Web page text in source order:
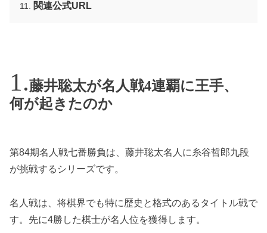
関連公式URL
藤井聡太が名人戦4連覇に王手、
何が起きたのか
第84期名人戦七番勝負は、藤井聡太名人に糸谷哲郎九段
が挑戦するシリーズです。
名人戦は、将棋界でも特に歴史と格式のあるタイトル戦で
す。先に4勝した棋士が名人位を獲得します。